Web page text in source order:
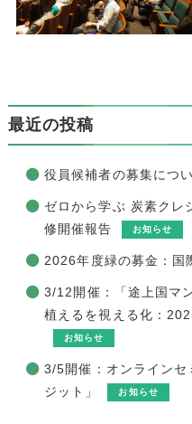
最近の投稿
役員候補者の募集につ
ゼロから学ぶ 炭素クレ
修開催報告
お知らせ
2026年度緑の募金：国
3/12開催：「途上国マ
植えるを視える化：
お知らせ
3/5開催：オンラインセ
ジット」
お知らせ